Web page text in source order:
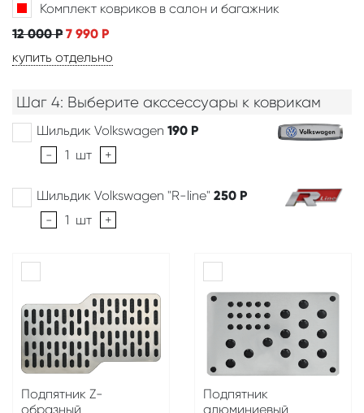
Комплект ковриков в салон и багажник
12 000Р 7 990 Р
купить отдельно
Шаг 4: Выберите акссессуары к коврикам
Шильдик Volkswagen 190 Р
-
1 шт +
Шильдик Volkswagen "R-line" 250 Р
-
1 шт +
Подпятник Z-
образный
Подпятник
алюминиевый